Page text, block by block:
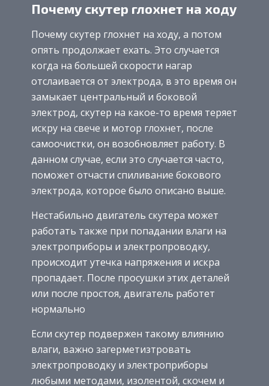
Почему скутер глохнет на ходу
Почему скутер глохнет на ходу, а потом
опять продолжает ехать. Это случается
когда на большей скорости нагар
отслаивается от электрода, в это время он
замыкает центральный и боковой
электрод, скутер на какое-то время теряет
искру на свече и мотор глохнет, после
самоочистки, он возобновляет работу. В
данном случае, если это случается часто,
поможет отчасти спиливание бокового
электрода, которое было описано выше.
Нестабильно двигатель скутера может
работать также при попадании влаги на
электроприборы и электропроводку,
происходит утечка напряжения и искра
пропадает. После просушки этих деталей
или после простоя, двигатель работет
нормально
Если скутер подвержен такому влиянию
влаги, важно загерметизтровать
электропроводку и электроприборы
любыми методами, изолентой, скочем и